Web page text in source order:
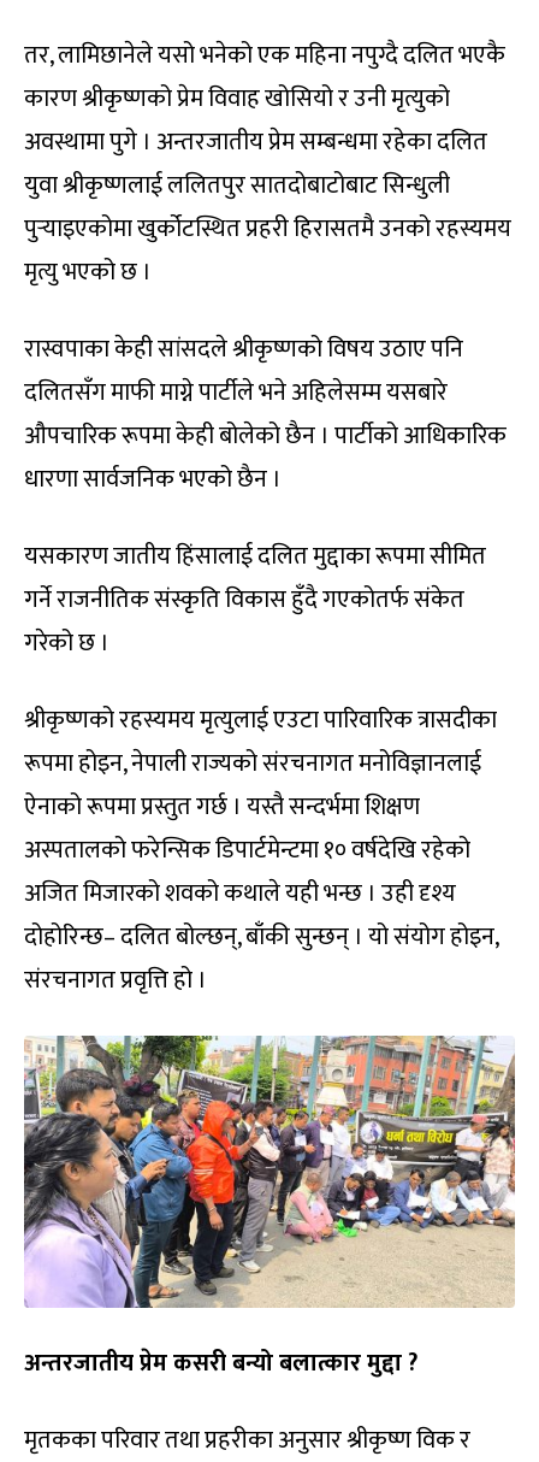
तर, लामिछानेले यसो भनेको एक महिना नपुग्दै दलित भएकै
कारण श्रीकृष्णको प्रेम विवाह खोसियो र उनी मृत्युको
अवस्थामा पुगे । अन्तरजातीय प्रेम सम्बन्धमा रहेका दलित
युवा श्रीकृष्णलाई ललितपुर सातदोबाटोबाट सिन्धुली
पुर्‍याइएकोमा खुर्कोटस्थित प्रहरी हिरासतमै उनको रहस्यमय
मृत्यु भएको छ ।
रास्वपाका केही सांसदले श्रीकृष्णको विषय उठाए पनि
दलितसँग माफी माग्ने पार्टीले भने अहिलेसम्म यसबारे
औपचारिक रूपमा केही बोलेको छैन । पार्टीको आधिकारिक
धारणा सार्वजनिक भएको छैन ।
यसकारण जातीय हिंसालाई दलित मुद्दाका रूपमा सीमित
गर्ने राजनीतिक संस्कृति विकास हुँदै गएकोतर्फ संकेत
गरेको छ ।
श्रीकृष्णको रहस्यमय मृत्युलाई एउटा पारिवारिक त्रासदीका
रूपमा होइन, नेपाली राज्यको संरचनागत मनोविज्ञानलाई
ऐनाको रूपमा प्रस्तुत गर्छ । यस्तै सन्दर्भमा शिक्षण
अस्पतालको फरेन्सिक डिपार्टमेन्टमा १० वर्षदेखि रहेको
अजित मिजारको शवको कथाले यही भन्छ । उही दृश्य
दोहोरिन्छ– दलित बोल्छन्, बाँकी सुन्छन् । यो संयोग होइन,
संरचनागत प्रवृत्ति हो ।
अन्तरजातीय प्रेम कसरी बन्यो बलात्कार मुद्दा ?
मृतकका परिवार तथा प्रहरीका अनुसार श्रीकृष्ण विक र